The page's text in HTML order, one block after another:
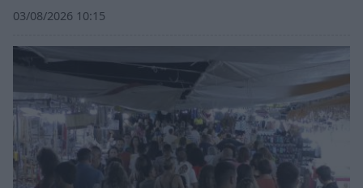
03/08/2026 10:15